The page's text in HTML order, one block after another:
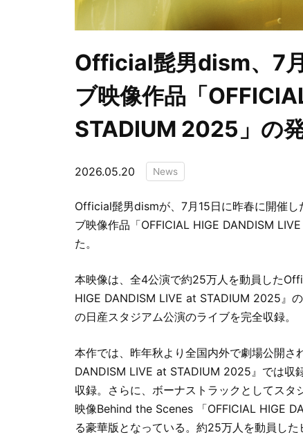
Official髭男dism、7
ブ映像作品「
STADIUM 2025」の
2026.05.20 News
Official髭男dismが、7月15日に昨春に開催
ブ映像作品「OFFICIAL HIGE DANDISM
た。
本映像は、全4公演で約25万人を動員した
HIGE DANDISM LIVE at STADIUM 2025』
の日産スタジアム公演のライブを完全収録。
本作では、昨年秋より全国内外で劇場公開さ
DANDISM LIVE at STADIUM 2025』では収
収録。さらに、ボーナストラックとしてス
映像Behind the Scenes 「OFFICIAL HIGE
る豪華版となっている。約25万人を動員し